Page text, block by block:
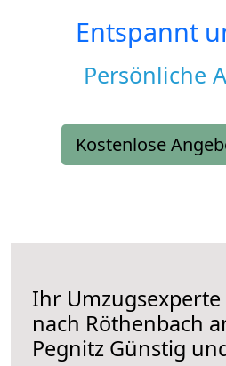
Entspannt
Persönliche
Kostenlose
Ihr
nach Röthenbach
Pegnitz Günstig